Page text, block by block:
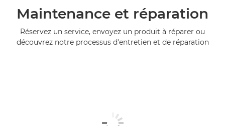
Maintenance et réparation
Réservez un service, envoyez un produit à réparer ou
découvrez notre processus d'entretien et de réparation